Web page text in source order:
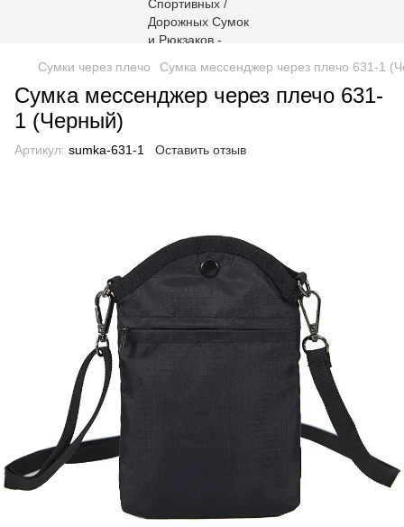
Сумки через плечо Сумка мессенджер через плечо 631-1
Сумка мессенджер через плечо 631-
1 (Черный)
Артикул: sumka-631-1 Оставить отзыв